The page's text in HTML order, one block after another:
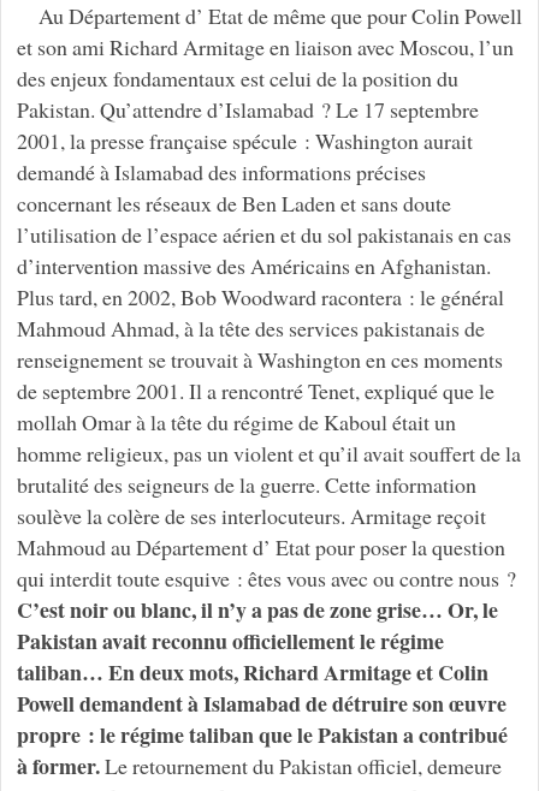
Au Département d’ Etat de même que pour Colin Powell
et son ami Richard Armitage en liaison avec Moscou, l’un
des enjeux fondamentaux est celui de la position du
Pakistan. Qu’attendre d’Islamabad ? Le 17 septembre
2001, la presse française spécule : Washington aurait
demandé à Islamabad des informations précises
concernant les réseaux de Ben Laden et sans doute
l’utilisation de l’espace aérien et du sol pakistanais en cas
d’intervention massive des Américains en Afghanistan.
Plus tard, en 2002, Bob Woodward racontera : le général
Mahmoud Ahmad, à la tête des services pakistanais de
renseignement se trouvait à Washington en ces moments
de septembre 2001. Il a rencontré Tenet, expliqué que le
mollah Omar à la tête du régime de Kaboul était un
homme religieux, pas un violent et qu’il avait souffert de la
brutalité des seigneurs de la guerre. Cette information
soulève la colère de ses interlocuteurs. Armitage reçoit
Mahmoud au Département d’ Etat pour poser la question
qui interdit toute esquive : êtes vous avec ou contre nous ?
C’est noir ou blanc, il n’y a pas de zone grise… Or, le
Pakistan avait reconnu officiellement le régime
taliban… En deux mots, Richard Armitage et Colin
Powell demandent à Islamabad de détruire son œuvre
propre : le régime taliban que le Pakistan a contribué
à former.Le retournement du Pakistan officiel, demeure